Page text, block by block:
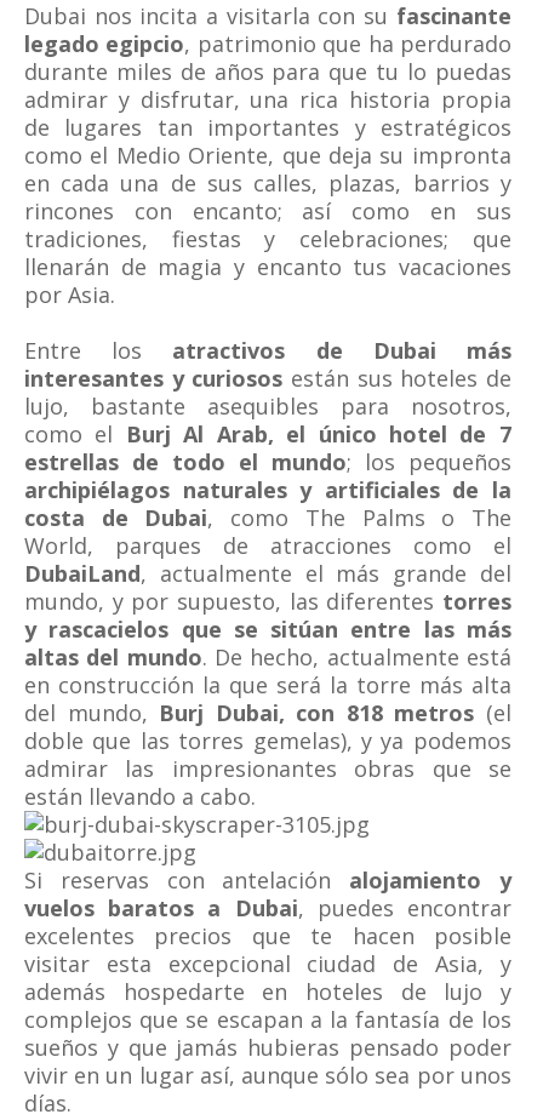
Dubai nos incita a visitarla con su fascinante
legado egipcio, patrimonio que ha perdurado
durante miles de años para que tu lo puedas
admirar y disfrutar, una rica historia propia
de lugares tan importantes y estratégicos
como el Medio Oriente, que deja su impronta
en cada una de sus calles, plazas, barrios y
rincones con encanto; así como en sus
tradiciones, fiestas y celebraciones; que
llenarán de magia y encanto tus vacaciones
por Asia.
Entre los atractivos de Dubai más
interesantes y curiosos están sus hoteles de
lujo, bastante asequibles para nosotros,
como el Burj Al Arab, el único hotel de 7
estrellas de todo el mundo; los pequeños
archipiélagos naturales y artificiales de la
costa de Dubai, como The Palms o The
World, parques de atracciones como el
DubaiLand, actualmente el más grande del
mundo, y por supuesto, las diferentes torres
y rascacielos que se sitúan entre las más
altas del mundo. De hecho, actualmente está
en construcción la que será la torre más alta
del mundo, Burj Dubai, con 818 metros (el
doble que las torres gemelas), y ya podemos
admirar las impresionantes obras que se
están llevando a cabo.
Si reservas con antelación alojamiento y
vuelos baratos a Dubai, puedes encontrar
excelentes precios que te hacen posible
visitar esta excepcional ciudad de Asia, y
además hospedarte en hoteles de lujo y
complejos que se escapan a la fantasía de los
sueños y que jamás hubieras pensado poder
vivir en un lugar así, aunque sólo sea por unos
días.